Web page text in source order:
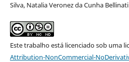
Silva, Natalia Veronez da Cunha Bellinati
Este trabalho está licenciado sob uma
Attribution-NonCommercial-